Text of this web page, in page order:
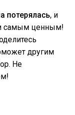
потерялась, и
самым ценным!
другим
Не